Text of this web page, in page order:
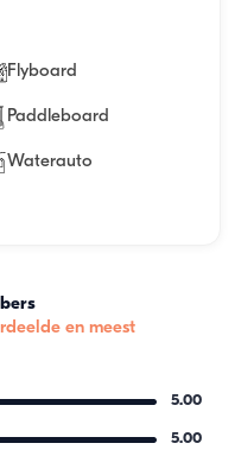
Flyboard
Paddleboard
Waterauto
en meest
5.00
5.00